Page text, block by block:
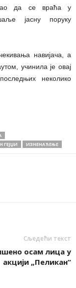
да се враћа у
јасну поруку
навијача, а
учинила је овај
неколико
ГЕЈЏИ ИЗНЕНАЂЕЊЕ
Сљедећи текст
осам лица у
акцији „Пеликан“